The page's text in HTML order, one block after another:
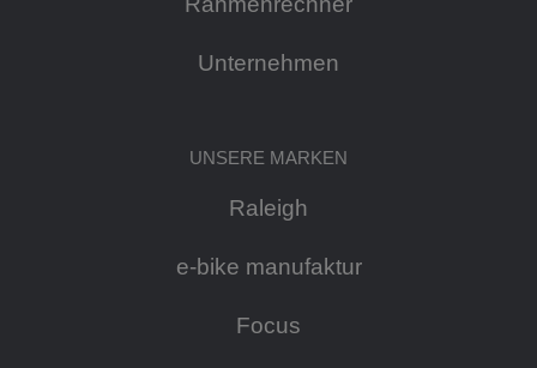
Unternehmen
UNSERE MARKEN
Raleigh
e-bike manufaktur
Focus